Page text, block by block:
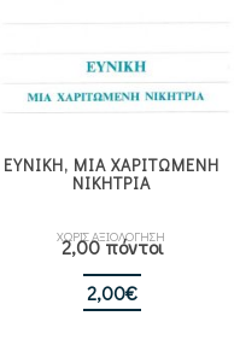
ΕΥΝΙΚΗ, ΜΙΑ ΧΑΡΙΤΩΜΕΝΗ
ΝΙΚΗΤΡΙΑ
ΧΩΡΙΣ ΑΞΙΟΛΟΓΗΣΗ
2,00 πόντοι
2,00€